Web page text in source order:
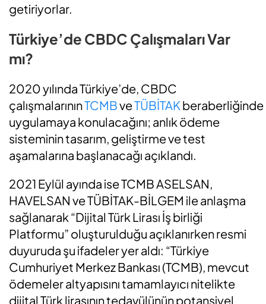
getiriyorlar.
Türkiye’de CBDC Çalışmaları Var
mı?
2020 yılında Türkiye’de, CBDC
çalışmalarınınTCMBveTÜBİTAKberaberliğinde
uygulamaya konulacağını; anlık ödeme
sisteminin tasarım, geliştirme ve test
aşamalarına başlanacağı açıklandı.
2021 Eylül ayında ise TCMB ASELSAN,
HAVELSAN ve TÜBİTAK-BİLGEM ile anlaşma
sağlanarak “Dijital Türk Lirası İş birliği
Platformu” oluşturulduğu açıklanırken resmi
duyuruda şu ifadeler yer aldı: “Türkiye
Cumhuriyet Merkez Bankası (TCMB), mevcut
ödemeler altyapısını tamamlayıcı nitelikte
dijital Türk lirasının tedavülünün potansiyel